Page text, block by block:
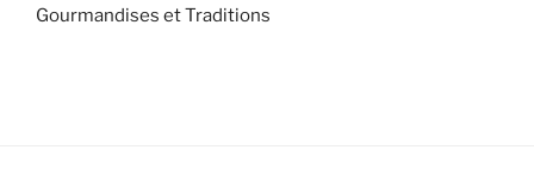
Gourmandises et Traditions